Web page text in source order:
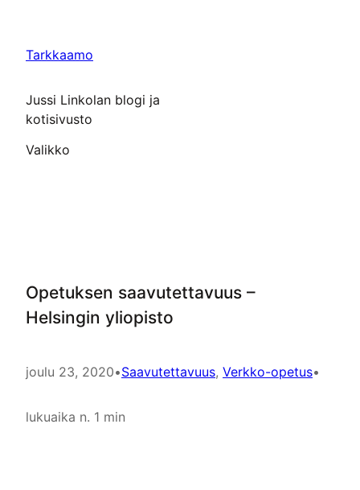
Tarkkaamo
Jussi Linkolan blogi ja
kotisivusto
Valikko
Opetuksen saavutettavuus –
Helsingin yliopisto
joulu 23, 2020•Saavutettavuus, Verkko-opetus•
lukuaika n. 1 min